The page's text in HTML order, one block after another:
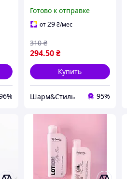
Tanning Mousse
Средний тон 160 мл
Готово к отправке
от29₴/мес
294.50₴
310 ₴
Купить
Шарм&Стиль 95%